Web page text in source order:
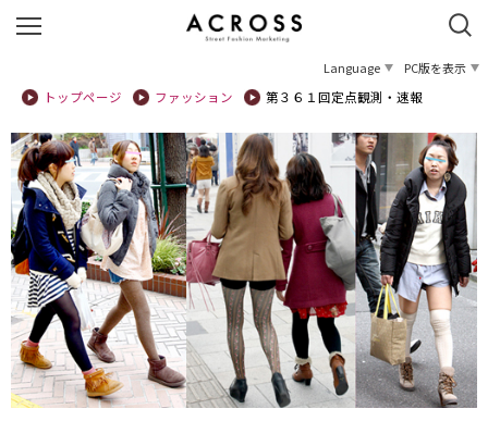
Language
PC版を表示
トップページ
ファッション 第３６１回定点観測・速報